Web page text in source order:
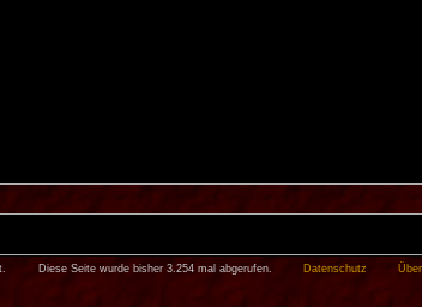
Diese Seite wurde bisher 3.254 mal abgerufen. Datenschutz